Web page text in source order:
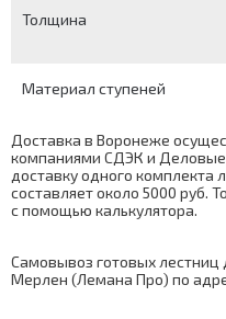
Толщина
Материал ступеней
Доставка в Воронеже
компаниями СДЭК и
доставку одного комплекта
составляет около 5000 руб.
с помощью калькулятора.
Самовывоз готовых лестниц
Мерлен (Лемана Про) по